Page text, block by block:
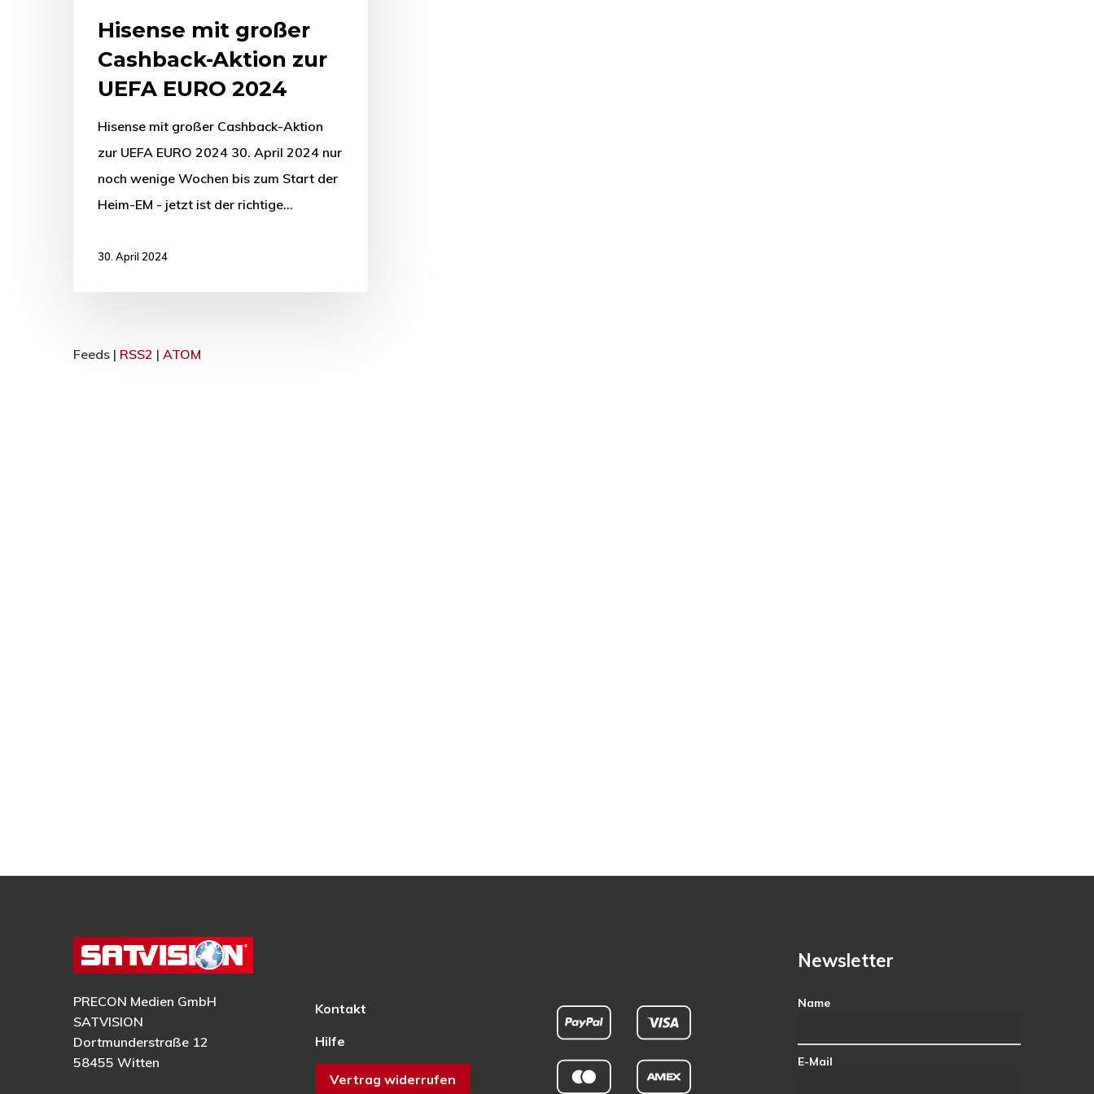
Hisense mit großer
Cashback-Aktion zur
UEFA EURO 2024
Hisense mit großer Cashback-Aktion
zur UEFA EURO 2024 30. April 2024 nur
noch wenige Wochen bis zum Start der
Heim-EM - jetzt ist der richtige…
30. April 2024
Feeds | RSS2 | ATOM
PRECON Medien GmbH
SATVISION
Dortmunderstraße 12
58455 Witten
Kontakt
Hilfe
Vertrag widerrufen
Newsletter
Name
E-Mail